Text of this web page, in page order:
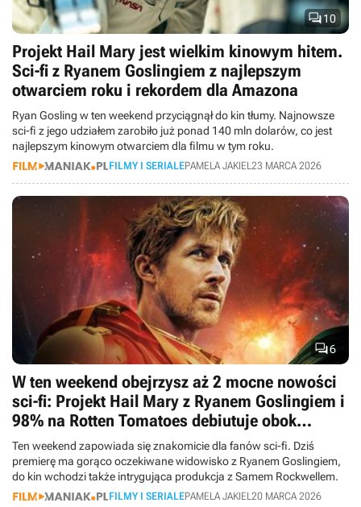
10
Projekt Hail Mary jest wielkim kinowym hitem.
Sci-fi z Ryanem Goslingiem z najlepszym
otwarciem roku i rekordem dla Amazona
Ryan Gosling w ten weekend przyciągnął do kin tłumy. Najnowsze
sci-fi z jego udziałem zarobiło już ponad 140 mln dolarów, co jest
najlepszym kinowym otwarciem dla filmu w tym roku.
FILMY I SERIALEPAMELA JAKIEL23 MARCA 2026
6
W ten weekend obejrzysz aż 2 mocne nowości
sci-fi: Projekt Hail Mary z Ryanem Goslingiem i
98% na Rotten Tomatoes debiutuje obok
komedii Baw się dobrze i przeżyj
Ten weekend zapowiada się znakomicie dla fanów sci-fi. Dziś
premierę ma gorąco oczekiwane widowisko z Ryanem Goslingiem,
do kin wchodzi także intrygująca produkcja z Samem Rockwellem.
FILMY I SERIALEPAMELA JAKIEL20 MARCA 2026